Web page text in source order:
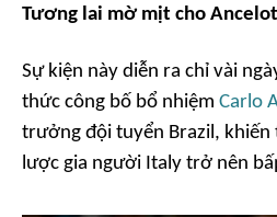
Tương lai mờ mịt cho
Sự kiện này diễn ra chỉ vài
thức công bố bổ nhiệm Carlo
trưởng đội tuyển Brazil, khiến
lược gia người Italy trở nên